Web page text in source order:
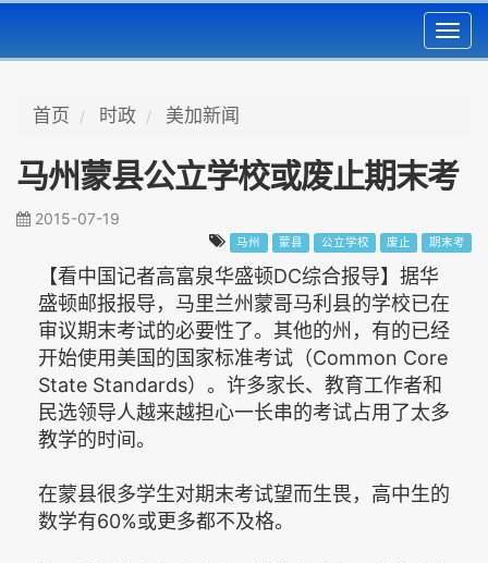
首页 时政 美加新闻
马州蒙县公立学校或废止期末考
2015-07-19
马州 蒙县 公立学校 废止 期末考
【看中国记者高富泉华盛顿DC综合报导】据华
盛顿邮报报导，马里兰州蒙哥马利县的学校已在
审议期末考试的必要性了。其他的州，有的已经
开始使用美国的国家标准考试（Common Core
State Standards）。许多家长、教育工作者和
民选领导人越来越担心一长串的考试占用了太多
教学的时间。
在蒙县很多学生对期末考试望而生畏，高中生的
数学有60%或更多都不及格。